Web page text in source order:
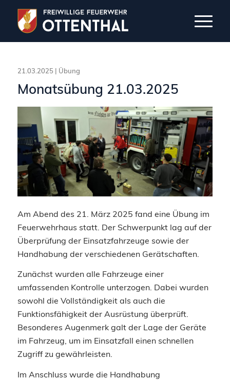
21.03.2025 | Übung
Monatsübung 21.03.2025
Am Abend des 21. März 2025 fand eine Übung im
Feuerwehrhaus statt. Der Schwerpunkt lag auf der
Überprüfung der Einsatzfahrzeuge sowie der
Handhabung der verschiedenen Gerätschaften.
Zunächst wurden alle Fahrzeuge einer
umfassenden Kontrolle unterzogen. Dabei wurden
sowohl die Vollständigkeit als auch die
Funktionsfähigkeit der Ausrüstung überprüft.
Besonderes Augenmerk galt der Lage der Geräte
im Fahrzeug, um im Einsatzfall einen schnellen
Zugriff zu gewährleisten.
Im Anschluss wurde die Handhabung